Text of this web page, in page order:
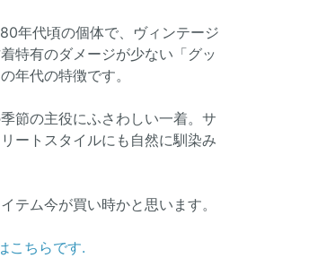
年代頃の個体で、ヴィンテージ
特有のダメージが少ない「グッ
年代の特徴です。
節の主役にふさわしい一着。サ
ートスタイルにも自然に馴染み
テム今が買い時かと思います。
こちらです.